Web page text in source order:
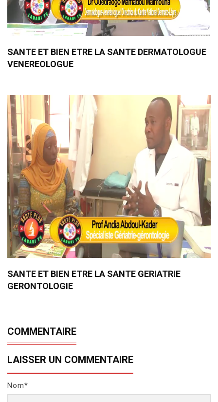
SANTE ET BIEN ETRE LA SANTE DERMATOLOGUE
VENEREOLOGUE
SANTE ET BIEN ETRE LA SANTE GERIATRIE
GERONTOLOGIE
COMMENTAIRE
LAISSER UN COMMENTAIRE
Nom*